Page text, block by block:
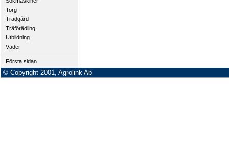
Torg
Trädgård
Träförädling
Utbildning
Väder
Första sidan
© Copyright 2001, Agrolink Ab